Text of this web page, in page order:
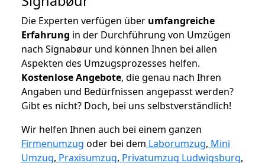
Die Experten verfügen über umfangreiche
Erfahrung in der Durchführung von Umzügen
nach Signabøur und können Ihnen bei allen
Aspekten des Umzugsprozesses helfen.
Kostenlose Angebote, die genau nach Ihren
Angaben und Bedürfnissen angepasst werden?
Gibt es nicht? Doch, bei uns selbstverständlich!
Wir helfen Ihnen auch bei einem ganzen
Firmenumzug oder bei dem Laborumzug, Mini
Umzug, Praxisumzug, Privatumzug Ludwigsburg,